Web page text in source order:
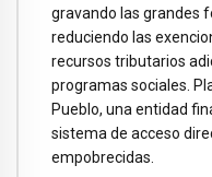
gravando las grandes
reduciendo las
recursos tributarios
programas sociales.
Pueblo, una entidad
sistema de acceso
empobrecidas.